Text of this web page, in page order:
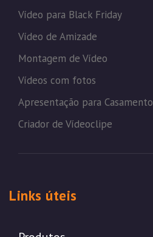
Vídeo para Black Friday
Vídeo de Amizade
Montagem de Vídeo
Vídeos com fotos
Apresentação para Casamento
Criador de Vídeoclipe
Links úteis